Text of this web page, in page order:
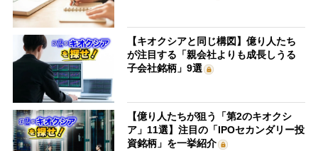
【キオクシアと同じ構図】億り人たち
が注目する「親会社よりも成長しうる
子会社銘柄」9選
【億り人たちが狙う「第2のキオクシ
ア」11選】注目の「IPOセカンダリー投
資銘柄」を一挙紹介